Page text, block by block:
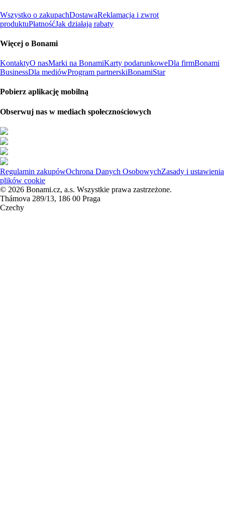
Wszystko o zakupachDostawaReklamacja i zwrot
produktuPłatnośćJak działają rabaty
Więcej o Bonami
KontaktyO nasMarki na BonamiKarty podarunkoweDla firmBonami
BusinessDla mediówProgram partnerskiBonamiStar
Pobierz aplikację mobilną
Obserwuj nas w mediach społecznościowych
Regulamin zakupówOchrona Danych OsobowychZasady i ustawienia
plików cookie
© 2026 Bonami.cz, a.s. Wszystkie prawa zastrzeżone.
Thámova 289/13, 186 00 Praga
Czechy